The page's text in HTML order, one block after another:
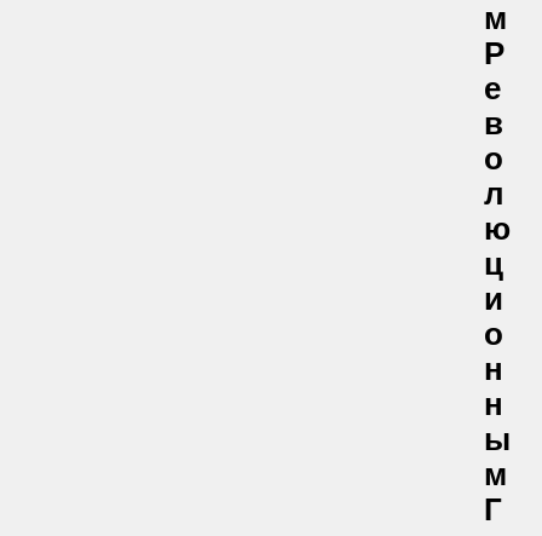
М
Р
Е
В
О
Л
Ю
Ц
И
О
Н
Н
Ы
М
Г